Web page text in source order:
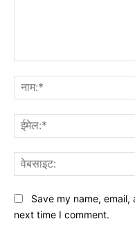
Save my name,
next time I comment.